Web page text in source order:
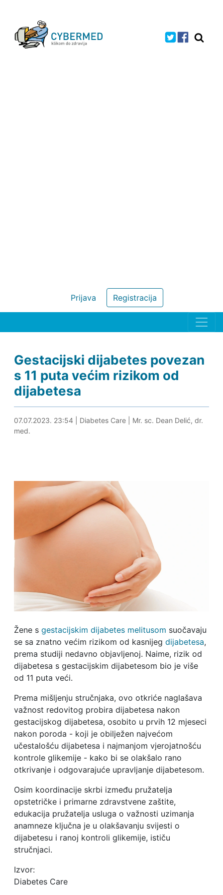
Registracija
Prijava
Gestacijski dijabetes povezan
s 11 puta većim rizikom od
dijabetesa
08.07.2023. 00:04
07.07.2023. 23:54| Diabetes Care| Mr. sc. Dean Delić, dr.
med.
Žene s gestacijskim dijabetes melitusom suočavaju
se sa znatno većim rizikom od kasnijeg dijabetesa,
prema studiji nedavno objavljenoj. Naime, rizik od
dijabetesa s gestacijskim dijabetesom bio je više
od 11 puta veći.
Prema mišljenju stručnjaka, ovo otkriće naglašava
važnost redovitog probira dijabetesa nakon
gestacijskog dijabetesa, osobito u prvih 12 mjeseci
nakon poroda - koji je obilježen najvećom
učestalošću dijabetesa i najmanjom vjerojatnošću
kontrole glikemije - kako bi se olakšalo rano
otkrivanje i odgovarajuće upravljanje dijabetesom.
Osim koordinacije skrbi između pružatelja
opstetričke i primarne zdravstvene zaštite,
edukacija pružatelja usluga o važnosti uzimanja
anamneze ključna je u olakšavanju svijesti o
dijabetesu i ranoj kontroli glikemije, ističu
stručnjaci.
Izvor:
Diabetes Care